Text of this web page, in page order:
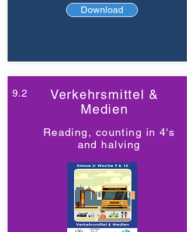
Download
9.2
Verkehrsmittel &
Medien
Reading, counting in 4's
and halving